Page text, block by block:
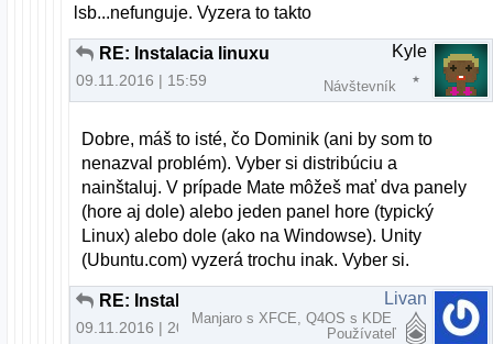
lsb...nefunguje. Vyzera to takto
RE: Instalacia linuxu
09.11.2016 | 15:59
Kyle
Návštevník
Dobre, máš to isté, čo Dominik (ani by som to
nenazval problém). Vyber si distribúciu a
nainštaluj. V prípade Mate môžeš mať dva panely
(hore aj dole) alebo jeden panel hore (typický
Linux) alebo dole (ako na Windowse). Unity
(Ubuntu.com) vyzerá trochu inak. Vyber si.
RE: Instalacia linuxu
09.11.2016 | 20:16
Livan
Manjaro s XFCE, Q4OS s KDE
Používateľ